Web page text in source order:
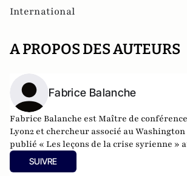
International
A PROPOS DES AUTEURS
Fabrice Balanche
Fabrice Balanche est Maître de
Lyon2 et chercheur associé au
publié « Les leçons de la crise syrienne »
Jacob, 2024, pour lequel il a obtenu le prix
2024 de la part du ministère de la Défense.
SUIVRE